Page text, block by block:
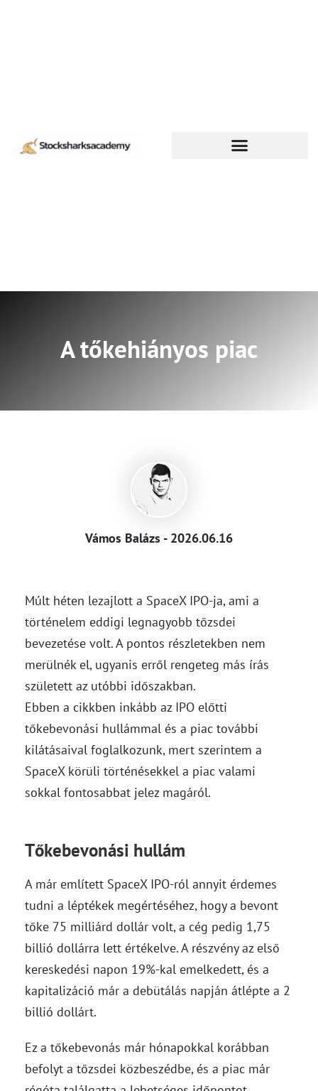
A tőkehiányos piac
Vámos Balázs - 2026.06.16
Múlt héten lezajlott a SpaceX IPO-ja, ami a
történelem eddigi legnagyobb tőzsdei
bevezetése volt. A pontos részletekben nem
merülnék el, ugyanis erről rengeteg más írás
született az utóbbi időszakban.
Ebben a cikkben inkább az IPO előtti
tőkebevonási hullámmal és a piac további
kilátásaival foglalkozunk, mert szerintem a
SpaceX körüli történésekkel a piac valami
sokkal fontosabbat jelez magáról.
Tőkebevonási hullám
A már említett SpaceX IPO-ról annyit érdemes
tudni a léptékek megértéséhez, hogy a bevont
tőke 75 milliárd dollár volt, a cég pedig 1,75
billió dollárra lett értékelve. A részvény az első
kereskedési napon 19%-kal emelkedett, és a
kapitalizáció már a debütálás napján átlépte a 2
billió dollárt.
Ez a tőkebevonás már hónapokkal korábban
befolyt a tőzsdei közbeszédbe, és a piac már